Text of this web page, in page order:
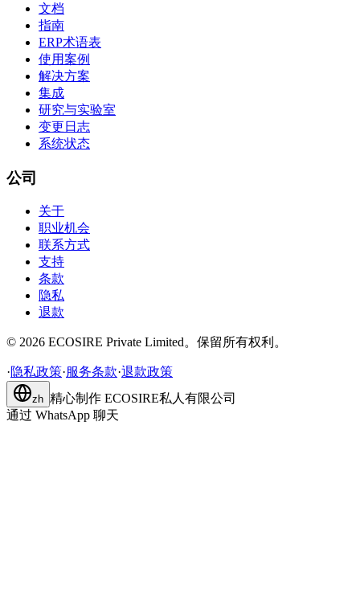
文档
指南
ERP术语表
使用案例
解决方案
集成
研究与实验室
变更日志
系统状态
公司
关于
职业机会
联系方式
支持
条款
隐私
退款
© 2026 ECOSIRE Private Limited。保留所有权利。
·隐私政策·服务条款·退款政策
zh 精心制作 ECOSIRE私人有限公司
通过 WhatsApp 聊天